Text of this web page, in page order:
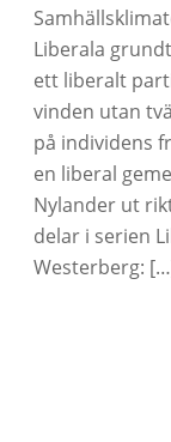
Liberala
ett liberalt
vinden utan
på individens
en liberal
Nylander ut
delar i serien
Westerberg: